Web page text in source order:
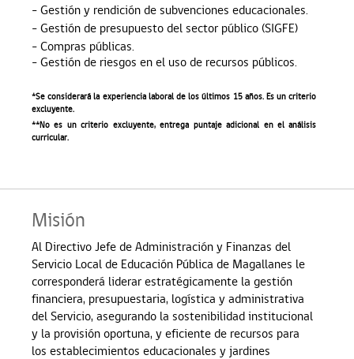
- Gestión y rendición de subvenciones educacionales.
- Gestión de presupuesto del sector público (SIGFE)
- Compras públicas.
- Gestión de riesgos en el uso de recursos públicos.
*Se considerará la experiencia laboral de los últimos 15 años. Es un criterio
excluyente.
**No es un criterio excluyente, entrega puntaje adicional en el análisis
curricular.
Misión
Al Directivo Jefe de Administración y Finanzas del
Servicio Local de Educación Pública de Magallanes le
corresponderá liderar estratégicamente la gestión
financiera, presupuestaria, logística y administrativa
del Servicio, asegurando la sostenibilidad institucional
y la provisión oportuna, y eficiente de recursos para
los establecimientos educacionales y jardines